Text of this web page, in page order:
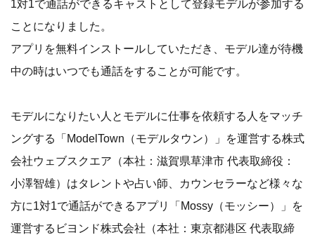
1対1で通話ができるキャストとして登録モデルが参加する
ことになりました。
アプリを無料インストールしていただき、モデル達が待機
中の時はいつでも通話をすることが可能です。
モデルになりたい人とモデルに仕事を依頼する人をマッチ
ングする「ModelTown（モデルタウン）」を運営する株式
会社ウェブスクエア（本社：滋賀県草津市 代表取締役：
小澤智雄）はタレントや占い師、カウンセラーなど様々な
方に1対1で通話ができるアプリ「Mossy（モッシー）」を
運営するビヨンド株式会社（本社：東京都港区 代表取締